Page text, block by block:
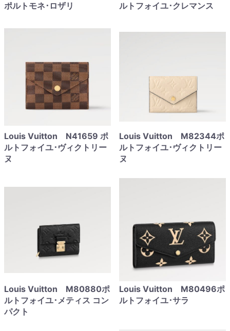
ポルトモネ･ロザリ
ルトフォイユ･クレマンス
Louis Vuitton N41659 ポ
ルトフォイユ･ヴィクトリー
ヌ
Louis Vuitton M82344ポ
ルトフォイユ･ヴィクトリー
ヌ
Louis Vuitton M80880ポ
ルトフォイユ･メティス コン
パクト
Louis Vuitton M80496ポ
ルトフォイユ･サラ